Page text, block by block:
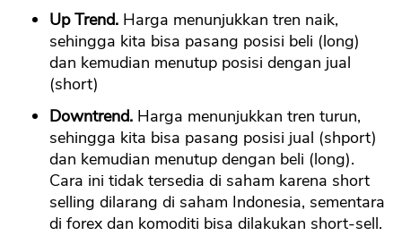
Up Trend. Harga menunjukkan tren naik,
sehingga kita bisa pasang posisi beli (long)
dan kemudian menutup posisi dengan jual
(short)
Downtrend. Harga menunjukkan tren turun,
sehingga kita bisa pasang posisi jual (shport)
dan kemudian menutup dengan beli (long).
Cara ini tidak tersedia di saham karena short
selling dilarang di saham Indonesia, sementara
di forex dan komoditi bisa dilakukan short-sell.